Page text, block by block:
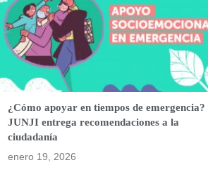
¿Cómo apoyar en tiempos de emergencia?
JUNJI entrega recomendaciones a la
ciudadanía
enero 19, 2026